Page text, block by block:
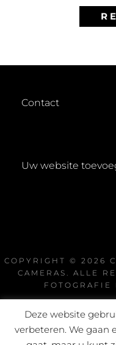
Contact
Uw website
COPYRIGHT © 2026
CAMERAS . ALLE
FOTOGRAFIE
Deze website
verbeteren. We gaan